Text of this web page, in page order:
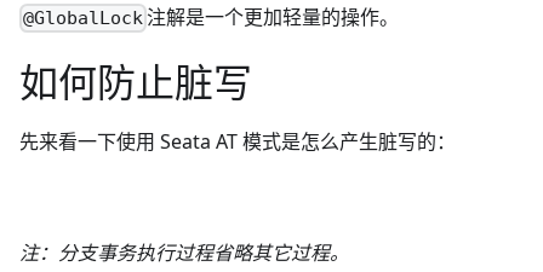
@GlobalLock注解是一个更加轻量的操作。
如何防止脏写
先来看一下使用 Seata AT 模式是怎么产生脏写的：
注：分支事务执行过程省略其它过程。